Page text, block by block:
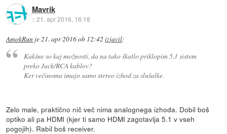
Mavrik
::21. apr 2016, 16:18
AmokRun je21. apr 2016 ob 12:42 izjavil:
Kakšne so kaj možnosti, da na tako škatlo priklopim 5.1 sistem
preko Jack/RCA kablov?
Ker večinoma imajo samo stereo izhod za slušalke.
Zelo male, praktično nič več nima analognega izhoda. Dobil boš
optiko ali pa HDMI (kjer ti samo HDMI zagotavlja 5.1 v vseh
pogojih). Rabil boš receiver.